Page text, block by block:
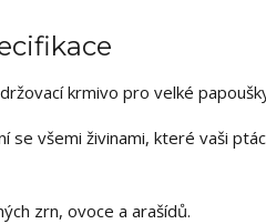
krmivo pro velké
se všemi živinami, které vaši
zrn, ovoce a arašídů.